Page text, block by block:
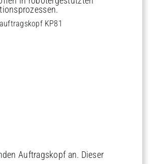
KP81
Auftragskopf an. Dieser